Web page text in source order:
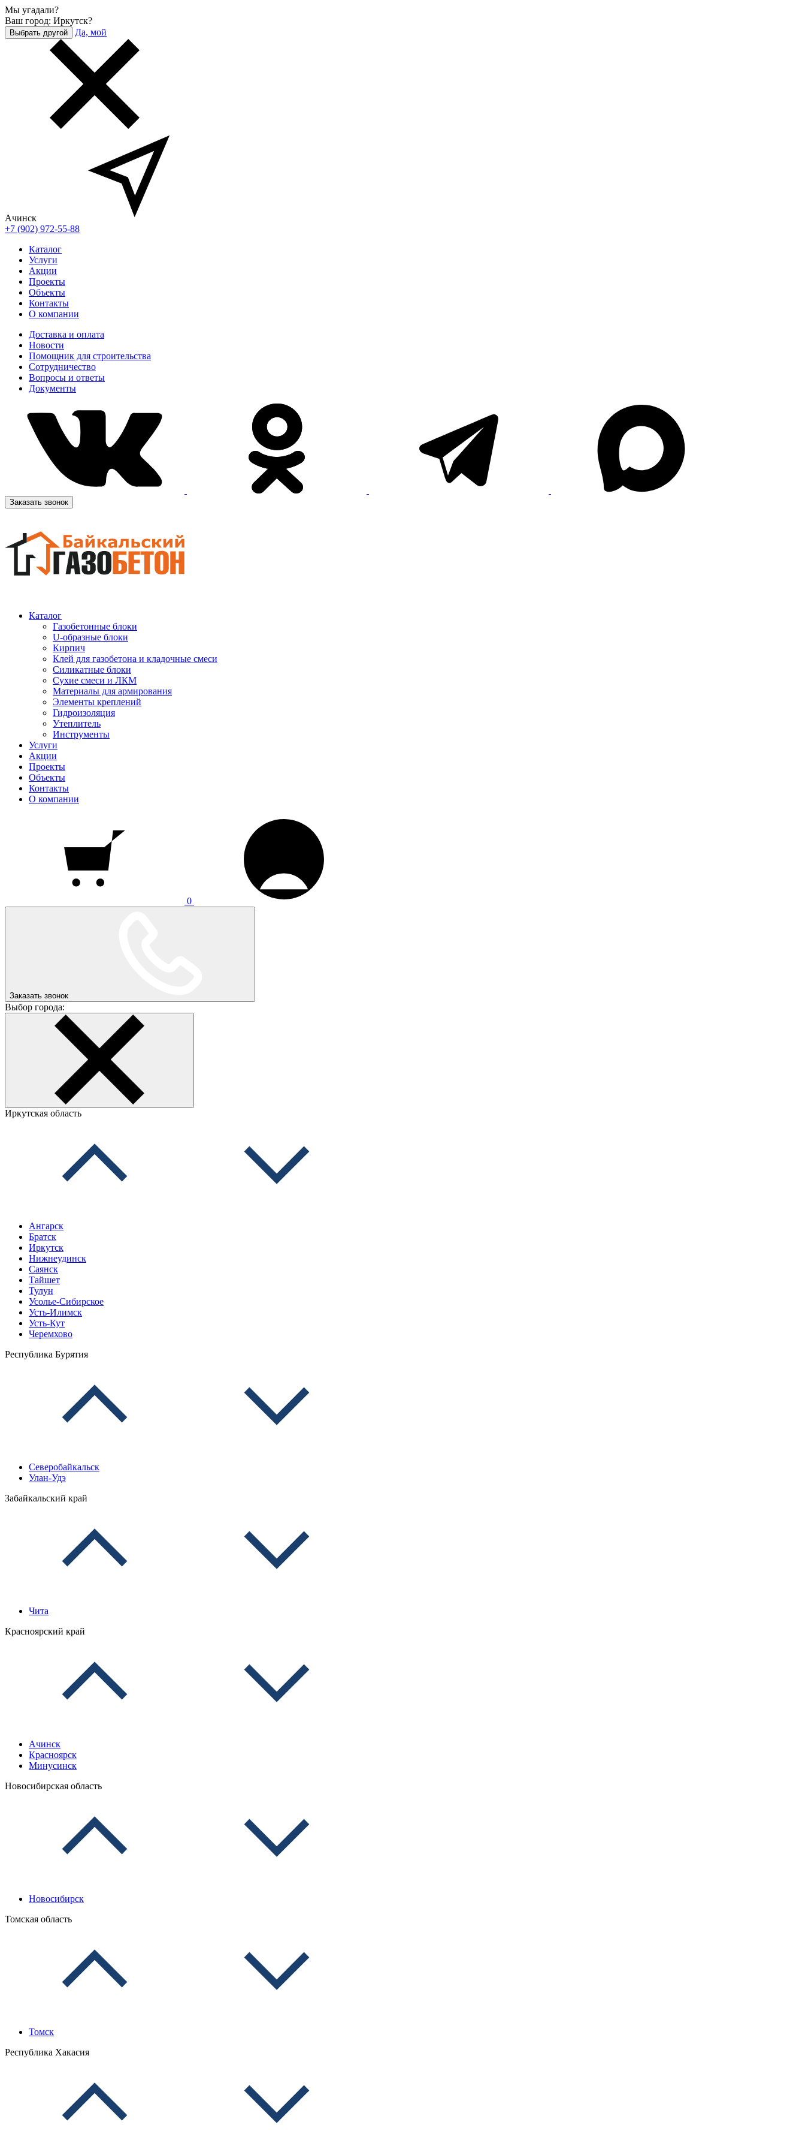
Мы угадали?
Ваш город: Иркутск?
Выбрать другой Да, мой
Ачинск
+7 (902) 972-55-88
Каталог
Услуги
Акции
Проекты
Объекты
Контакты
О компании
Доставка и оплата
Новости
Помощник для строительства
Сотрудничество
Вопросы и ответы
Документы
Заказать звонок
Каталог
Газобетонные блоки
U-образные блоки
Кирпич
Клей для газобетона и кладочные смеси
Силикатные блоки
Сухие смеси и ЛКМ
Материалы для армирования
Элементы креплений
Гидроизоляция
Утеплитель
Инструменты
Услуги
Акции
Проекты
Объекты
Контакты
О компании
0
Заказать звонок
Выбор города:
Иркутская область
Ангарск
Братск
Иркутск
Нижнеудинск
Саянск
Тайшет
Тулун
Усолье-Сибирское
Усть-Илимск
Усть-Кут
Черемхово
Республика Бурятия
Северобайкальск
Улан-Удэ
Забайкальский край
Чита
Красноярский край
Ачинск
Красноярск
Минусинск
Новосибирская область
Новосибирск
Томская область
Томск
Республика Хакасия